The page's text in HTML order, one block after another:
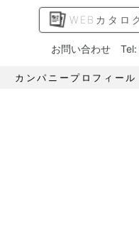
WEBカタロ
お問い合わせ
カンパニープロフィール